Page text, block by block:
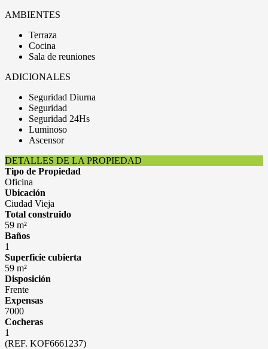
AMBIENTES
Terraza
Cocina
Sala de reuniones
ADICIONALES
Seguridad Diurna
Seguridad
Seguridad 24Hs
Luminoso
Ascensor
DETALLES DE LA PROPIEDAD
Tipo de Propiedad
Oficina
Ubicación
Ciudad Vieja
Total construido
59 m²
Baños
1
Superficie cubierta
59 m²
Disposición
Frente
Expensas
7000
Cocheras
1
(REF. KOF6661237)